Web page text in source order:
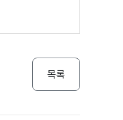
목록